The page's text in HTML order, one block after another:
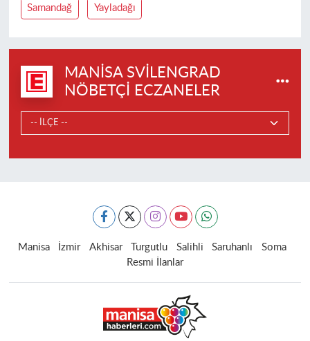
Samandağ Yayladağı
MANISA SVILENGRAD
NÖBETÇI ECZANELER
Manisa İzmir Akhisar Turgutlu Salihli Saruhanlı
Soma
Resmi İlanlar